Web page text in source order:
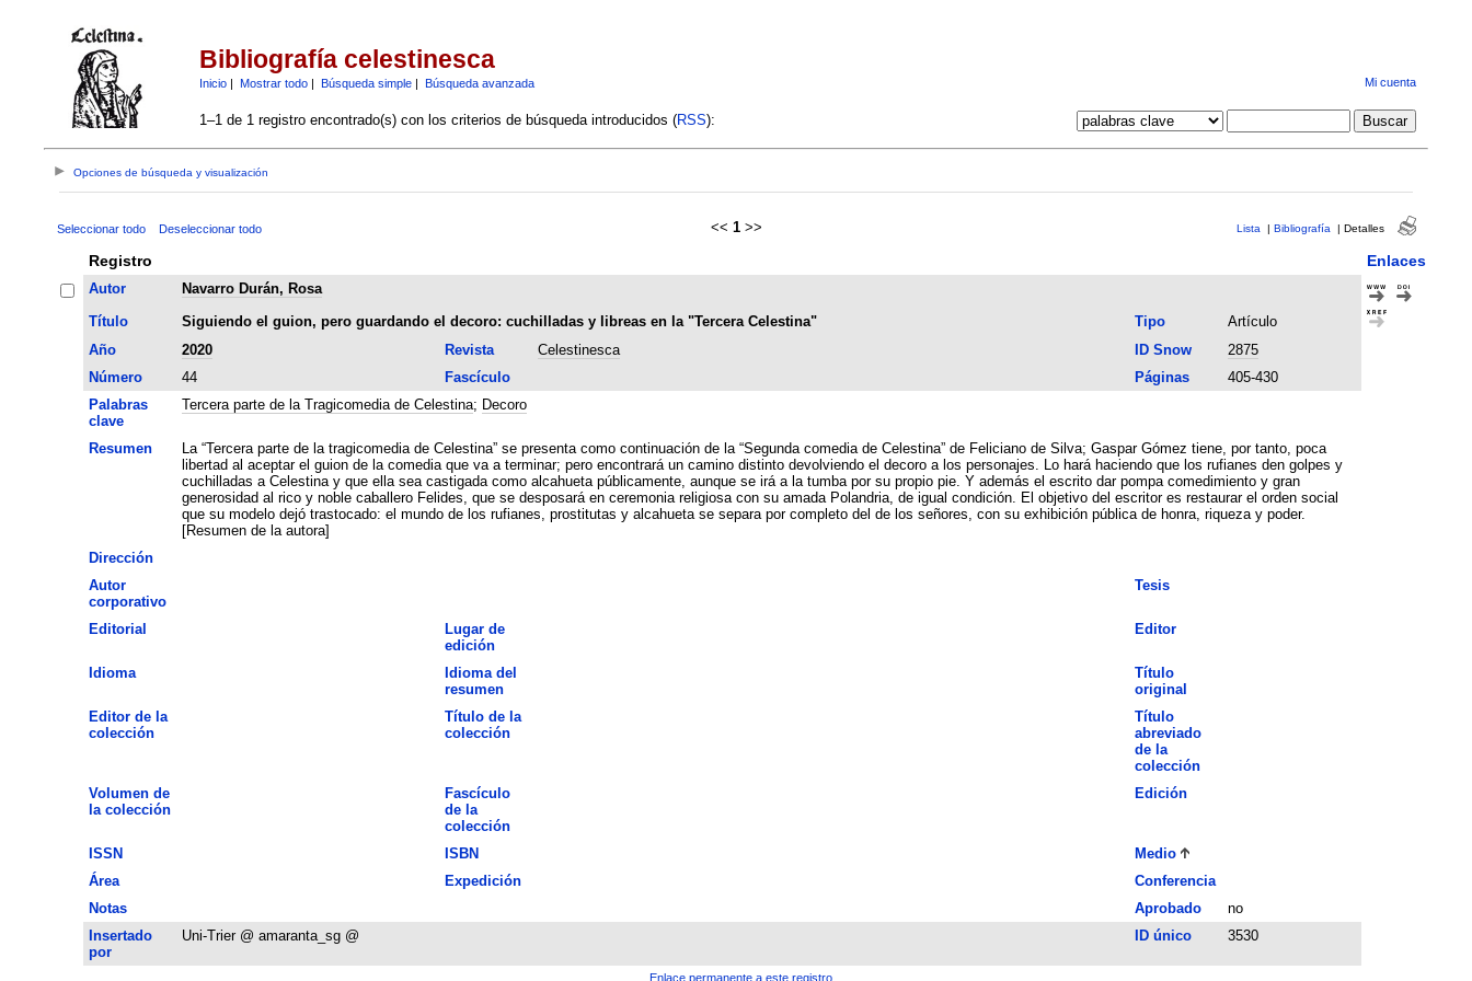
Bibliografía celestinesca
Inicio| Mostrar todo| Búsqueda simple| Búsqueda avanzada Mi cuenta
1–1 de 1 registro encontrado(s) con los criterios de búsqueda introducidos (RSS):
Opciones de búsqueda y visualización
Seleccionar todo Deseleccionar todo << 1 >> Lista | Bibliografía | Detalles
Registro Enlaces
Autor
Navarro Durán, Rosa
Título
Siguiendo el guion, pero guardando el decoro: cuchilladas y libreas en la "Tercera Celestina" Tipo
Artículo
Año
2020 Revista Celestinesca ID Snow
2875
Número
44 Fascículo Páginas
405-430
Palabras
clave
Tercera parte de la Tragicomedia de Celestina; Decoro
Resumen
La “Tercera parte de la tragicomedia de Celestina” se presenta como continuación de la “Segunda comedia de Celestina” de Feliciano de Silva; Gaspar Gómez tiene, por tanto, poca
libertad al aceptar el guion de la comedia que va a terminar; pero encontrará un camino distinto devolviendo el decoro a los personajes. Lo hará haciendo que los rufianes den golpes y
cuchilladas a Celestina y que ella sea castigada como alcahueta públicamente, aunque se irá a la tumba por su propio pie. Y además el escrito dar pompa comedimiento y gran
generosidad al rico y noble caballero Felides, que se desposará en ceremonia religiosa con su amada Polandria, de igual condición. El objetivo del escritor es restaurar el orden social
que su modelo dejó trastocado: el mundo de los rufianes, prostitutas y alcahueta se separa por completo del de los señores, con su exhibición pública de honra, riqueza y poder.
[Resumen de la autora]
Dirección
Autor
corporativo
Tesis
Editorial
Lugar de
edición
Editor
Idioma
Idioma del
resumen
Título
original
Editor de la
colección
Título de la
colección
Título
abreviado
de la
colección
Volumen de
la colección
Fascículo
de la
colección
Edición
ISSN ISBN
Medio
Área
Expedición
Conferencia
Notas
Aprobado
no
Insertado
por
Uni-Trier @ amaranta_sg @ ID único 3530
Enlace permanente a este registro